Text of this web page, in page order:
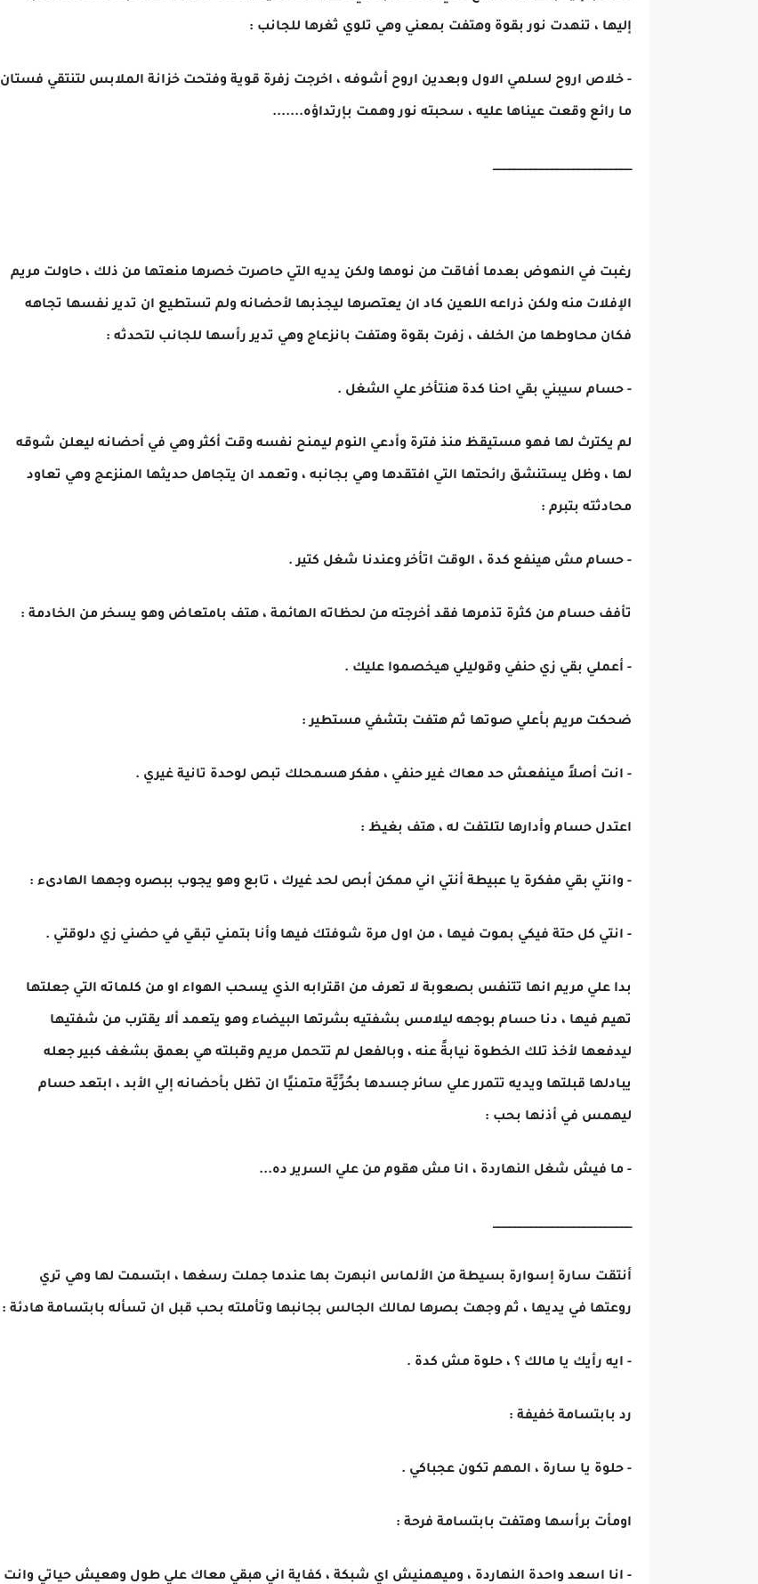
إليها ، تنهدت نور بقوة وهتفت بمعني وهي تلوي ثغرها للجانب :
- خلاص اروح لسلمي الاول وبعدين اروح أشوفه ، اخرجت زفرة قوية وفتحت خزانة الملابس لتنتقي فستان
ما رائع وقعت عيناها عليه ، سحبته نور وهمت بإرتداؤه.......
__________________________
رغبت في النهوض بعدما أفاقت من نومها ولكن يديه التي حاصرت خصرها منعتها من ذلك ، حاولت مريم
الإفلات منه ولكن ذراعه اللعين كاد ان يعتصرها ليجذبها لأحضانه ولم تستطيع ان تدير نفسها تجاهه
فكان محاوطها من الخلف ، زفرت بقوة وهتفت بانزعاج وهي تدير رأسها للجانب لتحدثه :
- حسام سيبني بقي احنا كدة هنتأخر علي الشغل .
لم يكترث لها فهو مستيقظ منذ فترة وأدعي النوم ليمنح نفسه وقت أكثر وهي في أحضانه ليعلن شوقه
لها ، وظل يستنشق رائحتها التي افتقدها وهي بجانبه ، وتعمد ان يتجاهل حديثها المنزعج وهي تعاود
محادثته بتبرم :
- حسام مش هينفع كدة ، الوقت اتأخر وعندنا شغل كتير .
تأفف حسام من كثرة تذمرها فقد أخرجته من لحظاته الهائمة ، هتف بامتعاض وهو يسخر من الخادمة :
- أعملي بقي زي حنفي وقوليلي هيخصموا عليك .
ضحكت مريم بأعلي صوتها ثم هتفت بتشفي مستطير :
- انت أصلاً مينفعش حد معاك غير حنفي ، مفكر هسمحلك تبص لوحدة تانية غيري .
اعتدل حسام وأدارها لتلتفت له ، هتف بغيظ :
- وانتي بقي مفكرة يا عبيطة أنتي اني ممكن أبص لحد غيرك ، تابع وهو يجوب ببصره وجهها الهادىء :
- انتي كل حتة فيكي بموت فيها ، من اول مرة شوفتك فيها وأنا بتمني تبقي في حضني زي دلوقتي .
بدا علي مريم انها تتنفس بصعوبة لا تعرف من اقترابه الذي يسحب الهواء او من كلماته التي جعلتها
تهيم فيها ، دنا حسام بوجهه ليلامس بشفتيه بشرتها البيضاء وهو يتعمد ألا يقترب من شفتيها
ليدفعها لأخذ تلك الخطوة نيابةً عنه ، وبالفعل لم تتحمل مريم وقبلته هي بعمق بشغف كبير جعله
يبادلها قبلتها ويديه تتمرر علي سائر جسدها بحُرِّيَّة متمنيًا ان تظل بأحضانه إلي الأبد ، ابتعد حسام
ليهمس في أذنها بحب :
- ما فيش شغل النهاردة ، انا مش هقوم من علي السرير ده...
__________________________
أنتقت سارة إسوارة بسيطة من الألماس انبهرت بها عندما جملت رسغها ، ابتسمت لها وهي تري
روعتها في يديها ، ثم وجهت بصرها لمالك الجالس بجانبها وتأملته بحب قبل ان تسأله بابتسامة هادئة :
- ايه رأيك يا مالك ؟ ، حلوة مش كدة .
رد بابتسامة خفيفة :
- حلوة يا سارة ، المهم تكون عجباكي .
اومأت برأسها وهتفت بابتسامة فرحة :
- انا اسعد واحدة النهاردة ، وميهمنيش اي شبكة ، كفاية اني هبقي معاك علي طول وهعيش حياتي وانت